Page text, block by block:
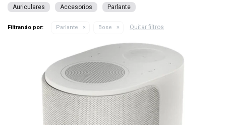
Auriculares Accesorios Parlante
Filtrando por: Parlante Bose Quitar filtros